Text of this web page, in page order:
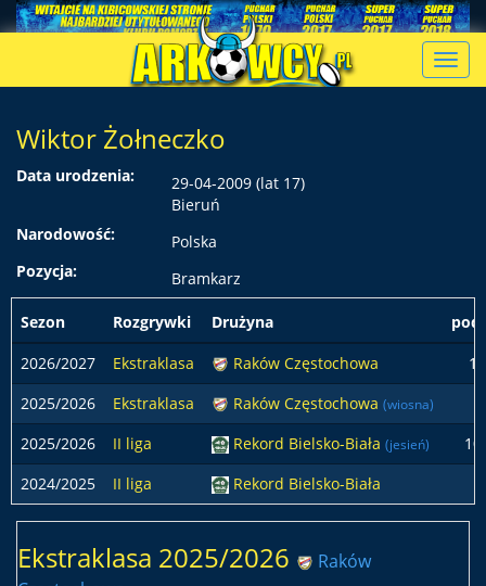
Wiktor Żołneczko
Data urodzenia:
29-04-2009 (lat 17)
Bieruń
Narodowość:
Polska
Pozycja:
Bramkarz
Sezon Rozgrywki Drużyna
2026/2027
Ekstraklasa Raków Częstochowa
1
2025/2026
Ekstraklasa Raków Częstochowa (wiosna)
2025/2026 II liga Rekord Bielsko-Biała (jesień)
10
2024/2025
II liga Rekord Bielsko-Biała
Ekstraklasa 2025/2026
Raków